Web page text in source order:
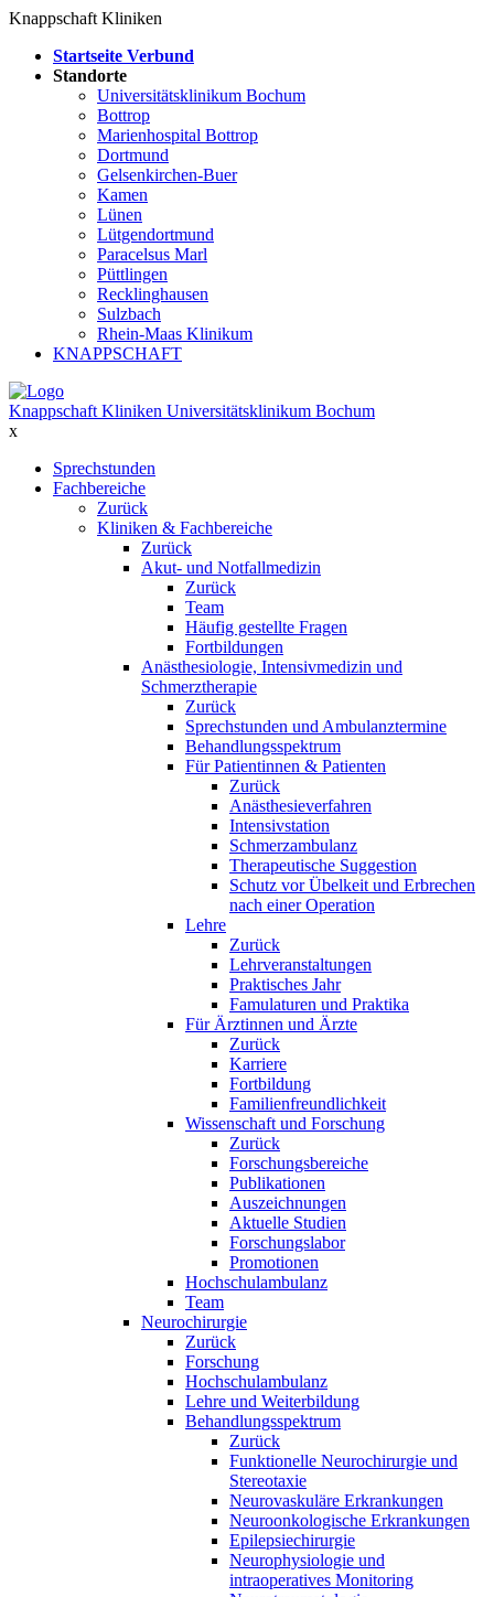
Knappschaft Kliniken
Startseite Verbund
Standorte
Universitätsklinikum Bochum
Bottrop
Marienhospital Bottrop
Dortmund
Gelsenkirchen-Buer
Kamen
Lünen
Lütgendortmund
Paracelsus Marl
Püttlingen
Recklinghausen
Sulzbach
Rhein-Maas Klinikum
KNAPPSCHAFT
Knappschaft Kliniken Universitätsklinikum Bochum
x
Sprechstunden
Fachbereiche
Zurück
Kliniken & Fachbereiche
Zurück
Akut- und Notfallmedizin
Zurück
Team
Häufig gestellte Fragen
Fortbildungen
Anästhesiologie, Intensivmedizin und
Schmerztherapie
Zurück
Sprechstunden und Ambulanztermine
Behandlungsspektrum
Für Patientinnen & Patienten
Zurück
Anästhesieverfahren
Intensivstation
Schmerzambulanz
Therapeutische Suggestion
Schutz vor Übelkeit und Erbrechen
nach einer Operation
Lehre
Zurück
Lehrveranstaltungen
Praktisches Jahr
Famulaturen und Praktika
Für Ärztinnen und Ärzte
Zurück
Karriere
Fortbildung
Familienfreundlichkeit
Wissenschaft und Forschung
Zurück
Forschungsbereiche
Publikationen
Auszeichnungen
Aktuelle Studien
Forschungslabor
Promotionen
Hochschulambulanz
Team
Neurochirurgie
Zurück
Forschung
Hochschulambulanz
Lehre und Weiterbildung
Behandlungsspektrum
Zurück
Funktionelle Neurochirurgie und
Stereotaxie
Neurovaskuläre Erkrankungen
Neuroonkologische Erkrankungen
Epilepsiechirurgie
Neurophysiologie und
intraoperatives Monitoring